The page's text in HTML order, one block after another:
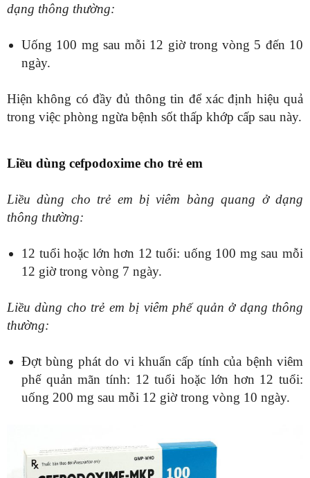
dạng thông thường:
Uống 100 mg sau mỗi 12 giờ trong vòng 5 đến 10
ngày.
Hiện không có đầy đủ thông tin để xác định hiệu quả
trong việc phòng ngừa bệnh sốt thấp khớp cấp sau này.
Liều dùng cefpodoxime cho trẻ em
Liều dùng cho trẻ em bị viêm bàng quang ở dạng
thông thường:
12 tuổi hoặc lớn hơn 12 tuổi: uống 100 mg sau mỗi
12 giờ trong vòng 7 ngày.
Liều dùng cho trẻ em bị viêm phế quản ở dạng thông
thường:
Đợt bùng phát do vi khuẩn cấp tính của bệnh viêm
phế quản mãn tính: 12 tuổi hoặc lớn hơn 12 tuổi:
uống 200 mg sau mỗi 12 giờ trong vòng 10 ngày.